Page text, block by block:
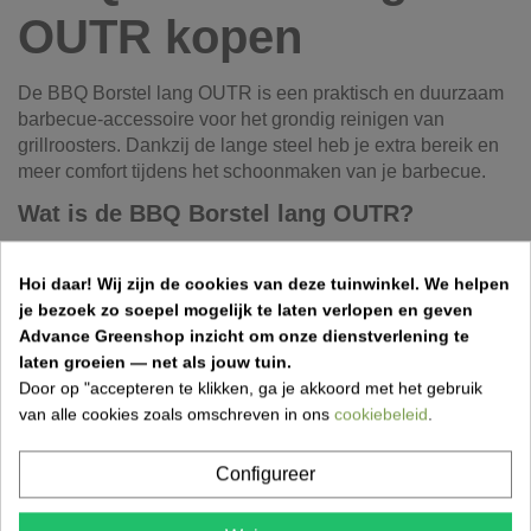
OUTR kopen
De BBQ Borstel lang OUTR is een praktisch en duurzaam
barbecue-accessoire voor het grondig reinigen van
grillroosters. Dankzij de lange steel heb je extra bereik en
meer comfort tijdens het schoonmaken van je barbecue.
Wat is de BBQ Borstel lang OUTR?
aangekoekte etensresten en vet eenvoudig van BBQ-
roosters te verwijderen. De verlengde handgreep zorgt
voor een veilige afstand tot warme oppervlakken.
Kenmerken van de BBQ Borstel lang OUTR
Type: Lange BBQ grillborstel
Gebruik: Reiniging van BBQ-roosters
Lengte: Extra lang model voor meer bereik
Hoi daar! Wij zijn de cookies van deze tuinwinkel. We helpen
je bezoek zo soepel mogelijk te laten verlopen en geven
Advance Greenshop inzicht om onze dienstverlening te
laten groeien — net als jouw tuin.
Door op "accepteren te klikken, ga je akkoord met het gebruik
van alle cookies zoals omschreven in ons cookiebeleid
Configureer